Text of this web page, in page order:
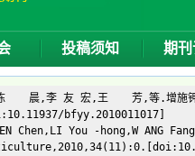
投稿须知 期刊
晨,李 友 宏,王 芳,等.增施钾肥
bfyy.2010011017]
Chen,LI You -hong,W